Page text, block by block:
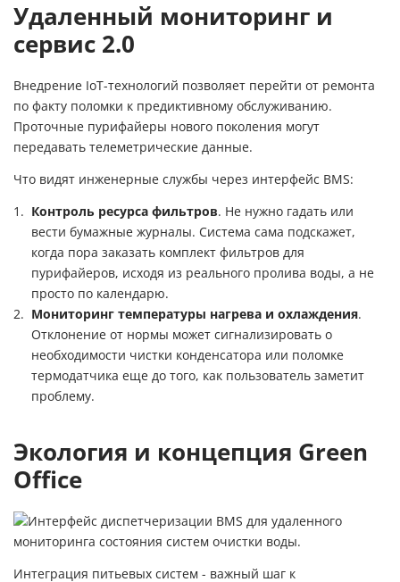
Удаленный мониторинг и
сервис 2.0
Внедрение IoT-технологий позволяет перейти от ремонта
по факту поломки к предиктивному обслуживанию.
Проточные пурифайеры нового поколения могут
передавать телеметрические данные.
Что видят инженерные службы через интерфейс BMS:
Контроль ресурса фильтров. Не нужно гадать или
вести бумажные журналы. Система сама подскажет,
когда пора заказать комплект фильтров для
пурифайеров, исходя из реального пролива воды, а не
просто по календарю.
Мониторинг температуры нагрева и охлаждения.
Отклонение от нормы может сигнализировать о
необходимости чистки конденсатора или поломке
термодатчика еще до того, как пользователь заметит
проблему.
Экология и концепция Green
Office
Интеграция питьевых систем - важный шаг к